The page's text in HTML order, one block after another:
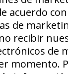
acuerdo
de
recibir
de
momento.